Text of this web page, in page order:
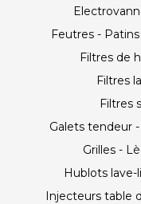
Feutres -
Filtres de
Filtres
Filtres
Galets tendeur
Grilles -
Hublots lave-
Injecteurs table